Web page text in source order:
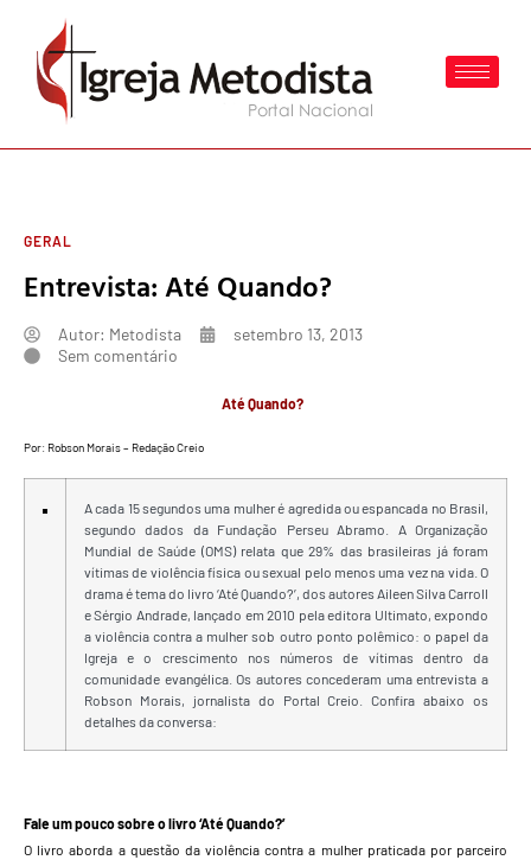
GERAL
Entrevista: Até Quando?
Autor: Metodista
setembro 13, 2013
Sem comentário
Até Quando?
Por: Robson Morais – Redação Creio
A cada 15 segundos uma mulher é agredida ou espancada no Brasil,
segundo dados da Fundação Perseu Abramo. A Organização
Mundial de Saúde (OMS) relata que 29% das brasileiras já foram
vítimas de violência física ou sexual pelo menos uma vez na vida. O
drama é tema do livro ‘Até Quando?’, dos autores Aileen Silva Carroll
e Sérgio Andrade, lançado em 2010 pela editora Ultimato, expondo
a violência contra a mulher sob outro ponto polêmico: o papel da
Igreja e o crescimento nos números de vítimas dentro da
comunidade evangélica. Os autores concederam uma entrevista a
Robson Morais, jornalista do Portal Creio. Confira abaixo os
detalhes da conversa:
Fale um pouco sobre o livro ‘Até Quando?’
O livro aborda a questão da violência contra a mulher praticada por parceiro